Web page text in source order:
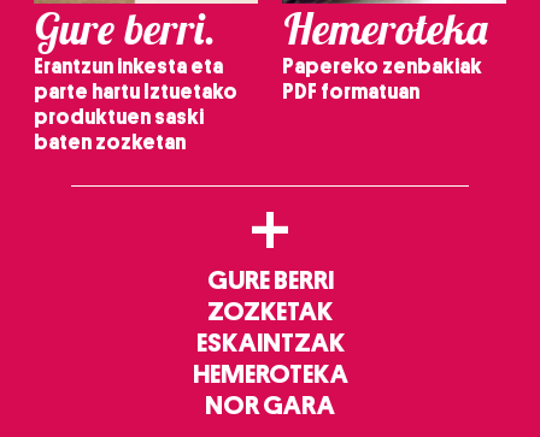
Gure berri.
Erantzun inkesta eta
parte hartu Iztuetako
produktuen saski
baten zozketan
Hemeroteka
Papereko zenbakiak
PDF formatuan
+
GURE BERRI
ZOZKETAK
ESKAINTZAK
HEMEROTEKA
NOR GARA